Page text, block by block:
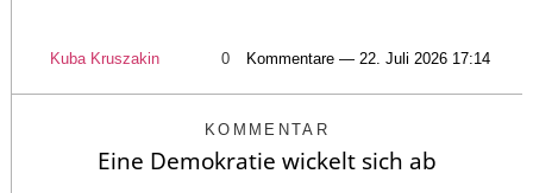
Kuba Kruszakin 0 Kommentare — 22. Juli 2026 17:14
KOMMENTAR
Eine Demokratie wickelt sich ab